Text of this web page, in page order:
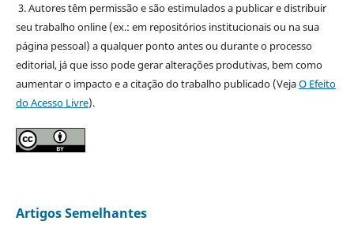
3. Autores têm permissão e são estimulados a publicar e distribuir
seu trabalho online (ex.: em repositórios institucionais ou na sua
página pessoal) a qualquer ponto antes ou durante o processo
editorial, já que isso pode gerar alterações produtivas, bem como
aumentar o impacto e a citação do trabalho publicado (VejaO Efeito
do Acesso Livre).
Artigos Semelhantes